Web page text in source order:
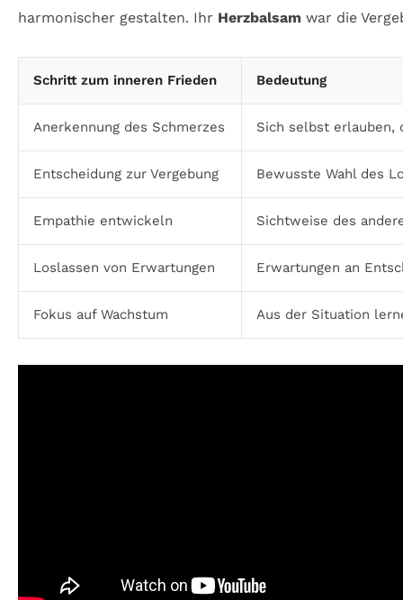
harmonischer gestalten. Ihr Herzbalsam war die
Schritt zum inneren Frieden Bedeutung
Anerkennung des Schmerzes Sich selbst erlauben,
Entscheidung zur Vergebung Bewusste Wahl des
Empathie entwickeln Sichtweise des
Loslassen von Erwartungen Erwartungen an
Fokus auf Wachstum Aus der Situation